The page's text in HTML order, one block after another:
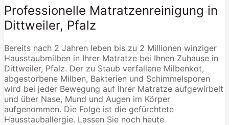
Professionelle Matratzenreinigung in
Dittweiler, Pfalz
Bereits nach 2 Jahren leben bis zu 2 Millionen winziger
Hausstaubmilben in Ihrer Matratze bei Ihnen Zuhause in
Dittweiler, Pfalz. Der zu Staub verfallene Milbenkot,
abgestorbene Milben, Bakterien und Schimmelsporen
wird bei jeder Bewegung auf Ihrer Matratze aufgewirbelt
und über Nase, Mund und Augen im Körper
aufgenommen. Die Folge ist die gefürchtete
Hausstauballergie. Lassen Sie noch heute